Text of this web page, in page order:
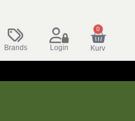
Brands Login
0
Kurv